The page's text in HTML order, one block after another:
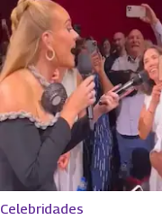
Celebridades